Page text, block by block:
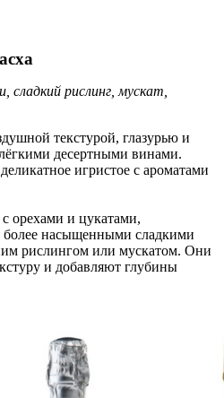
рислинг, мускат,
текстурой, глазурью и
десертными винами.
игристое с ароматами
орехами и цукатами,
более насыщенными сладкими
рислингом или мускатом. Они
и добавляют глубины